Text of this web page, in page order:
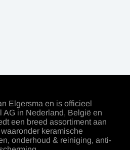
Elgersma en is officieel
AG in Nederland, België en
een breed assortiment aan
keramische
onderhoud & reiniging, anti-